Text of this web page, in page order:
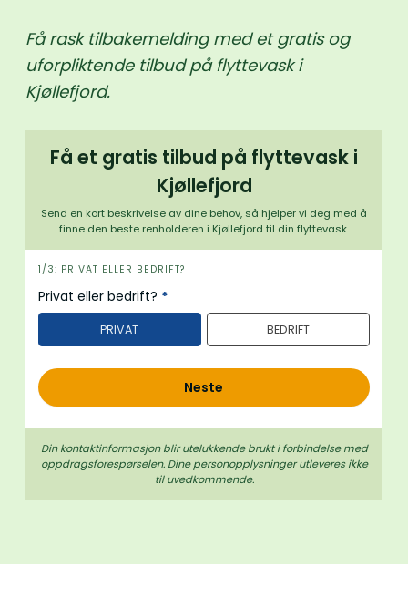
Få rask tilbakemelding med et gratis og
uforpliktende tilbud på flyttevask i
Kjøllefjord.
Få et gratis tilbud på flyttevask i
Kjøllefjord
Send en kort beskrivelse av dine behov, så hjelper vi deg med å
finne den beste renholderen i Kjøllefjord til din flyttevask.
i
n
n
o
d
1/3: PRIVAT ELLER BEDRIFT?
Privat eller bedrift? *
PRIVAT BEDRIFT
Neste
Din kontaktinformasjon blir utelukkende brukt i forbindelse med
oppdrags­forespørselen. Dine person­­opplysninger utleveres ikke
til uvedkommende.